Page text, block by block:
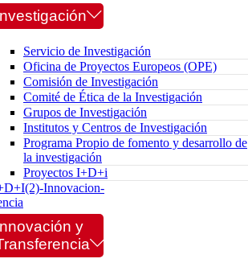
Servicio de Investigación
Oficina de Proyectos Europeos (OPE)
Comisión de Investigación
Comité de Ética de la Investigación
Grupos de Investigación
Institutos y Centros de Investigación
Programa Propio de fomento y desarrollo de
la investigación
Proyectos I+D+i
Innovacion-
y